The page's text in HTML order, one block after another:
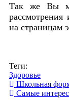
Так же Вы
на страницам
Теги:
Здоровье
Школьная
Самые